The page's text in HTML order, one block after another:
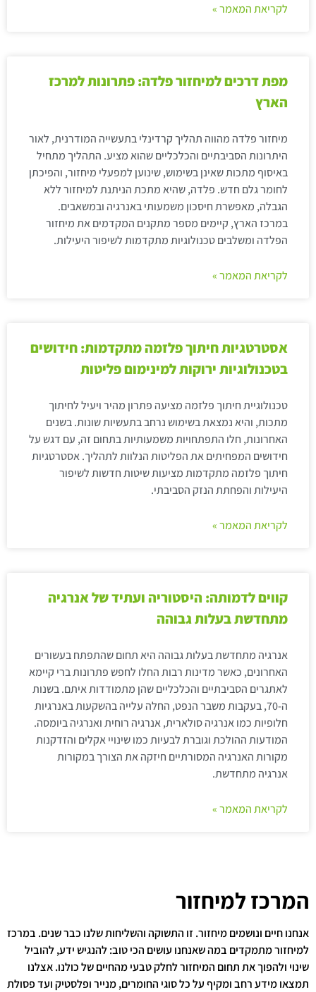
לקריאת המאמר »
מפת דרכים למיחזור פלדה: פתרונות למרכז
הארץ
מיחזור פלדה מהווה תהליך קרדינלי בתעשייה המודרנית, לאור
היתרונות הסביבתיים והכלכליים שהוא מציע. התהליך מתחיל
באיסוף מתכות שאינן בשימוש, שינוען למפעלי מיחזור, והפיכתן
לחומר גלם חדש. פלדה, שהיא מתכת הניתנת למיחזור ללא
הגבלה, מאפשרת חיסכון משמעותי באנרגיה ובמשאבים.
במרכז הארץ, קיימים מספר מתקנים המקדמים את מיחזור
הפלדה ומשלבים טכנולוגיות מתקדמות לשיפור היעילות.
לקריאת המאמר »
אסטרטגיות חיתוך פלזמה מתקדמות: חידושים
בטכנולוגיות ירוקות למינימום פליטות
טכנולוגיית חיתוך פלזמה מציעה פתרון מהיר ויעיל לחיתוך
מתכות, והיא נמצאת בשימוש נרחב בתעשיות שונות. בשנים
האחרונות, חלו התפתחויות משמעותיות בתחום זה, עם דגש על
חידושים המפחיתים את הפליטות הנלוות לתהליך. אסטרטגיות
חיתוך פלזמה מתקדמות מציעות שיטות חדשות לשיפור
היעילות והפחתת הנזק הסביבתי.
לקריאת המאמר »
קווים לדמותה: היסטוריה ועתיד של אנרגיה
מתחדשת בעלות גבוהה
אנרגיה מתחדשת בעלות גבוהה היא תחום שהתפתח בעשורים
האחרונים, כאשר מדינות רבות החלו לחפש פתרונות ברי קיימא
לאתגרים הסביבתיים והכלכליים שהן מתמודדות איתם. בשנות
ה-70, בעקבות משבר הנפט, החלה עלייה בהשקעות באנרגיות
חלופיות כמו אנרגיה סולארית, אנרגיה רוחית ואנרגיה ביומסה.
המודעות ההולכת וגוברת לבעיות כמו שינויי אקלים והזדקנות
מקורות האנרגיה המסורתיים חיזקה את הצורך במקורות
אנרגיה מתחדשת.
לקריאת המאמר »
המרכז למיחזור
אנחנו חיים ונושמים מיחזור. זו התשוקה והשליחות שלנו כבר שנים. במרכז
למיחזור מתמקדים במה שאנחנו עושים הכי טוב: להנגיש ידע, להוביל
שינוי ולהפוך את תחום המיחזור לחלק טבעי מהחיים של כולנו. אצלנו
תמצאו מידע רחב ומקיף על כל סוגי החומרים, מנייר ופלסטיק ועד פסולת